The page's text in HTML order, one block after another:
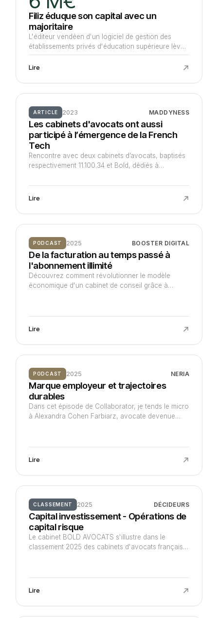
Filiz éduque son capital avec un
majoritaire
L'éditeur vendéen d'un logiciel de gestion des
établissements privés d'éducation supérieure lève
6 M€ auprès d'Hexa, qui engage son véhicule
Hexa Scale et devient l'actionnaire majoritaire de
Lire
ARTICLE 2023 MADDYNESS
Les cabinets d'avocats ont aussi
participé à l’émergence de la French
Tech
Rencontre avec deux cabinets d’avocats, baptisés
respectivement 11.100.34 et Bold, dédiés à
français depuis leur création.
Lire
PODCAST 2025 BOOSTER DIGITAL
De la facturation au temps passé à
l'abonnement illimité
Découvrez comment révolutionner le modèle
économique d'un cabinet de conseil grâce à
Lire
PODCAST 2025 NERIA
Marque employeur et trajectoires
durables
Dans cet épisode de Collaborator, je tends le micro
à Alexandra Cohen Farbiarz, avocate devenue
Lire
CLASSEMENT 2025 DÉCIDEURS
Capital investissement - Opérations de
capital risque
Le cabinet BOLD AVOCATS s'illustre dans le
classement 2025 des cabinets d'avocats français
Lire